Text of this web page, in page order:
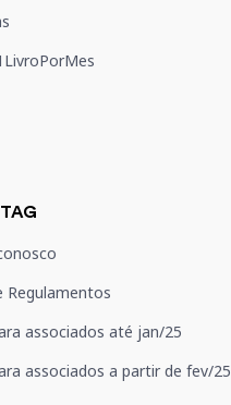
Regulamentos
associados até jan/25
associados a partir de fev/25